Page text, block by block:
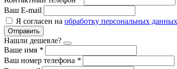
Ваш E-mail
Я согласен на обработку персональных данных
Отправить
Нашли дешевле?
Ваше имя *
Ваш номер телефона *